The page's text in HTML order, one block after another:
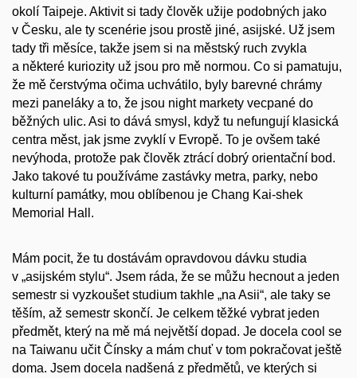
okolí Taipeje. Aktivit si tady člověk užije podobných jako
v Česku, ale ty scenérie jsou prostě jiné, asijské. Už jsem
tady tři měsíce, takže jsem si na městský ruch zvykla
a některé kuriozity už jsou pro mě normou. Co si pamatuju,
že mě čerstvýma očima uchvátilo, byly barevné chrámy
mezi paneláky a to, že jsou night markety vecpané do
běžných ulic. Asi to dává smysl, když tu nefungují klasická
centra měst, jak jsme zvyklí v Evropě. To je ovšem také
nevýhoda, protože pak člověk ztrácí dobrý orientační bod.
Jako takové tu používáme zastávky metra, parky, nebo
kulturní památky, mou oblíbenou je Chang Kai-shek
Memorial Hall.
Mám pocit, že tu dostávám opravdovou dávku studia
v „asijském stylu“. Jsem ráda, že se můžu hecnout a jeden
semestr si vyzkoušet studium takhle „na Asii“, ale taky se
těším, až semestr skončí. Je celkem těžké vybrat jeden
předmět, který na mě má největší dopad. Je docela cool se
na Taiwanu učit Čínsky a mám chuť v tom pokračovat ještě
doma. Jsem docela nadšená z předmětů, ve kterých si